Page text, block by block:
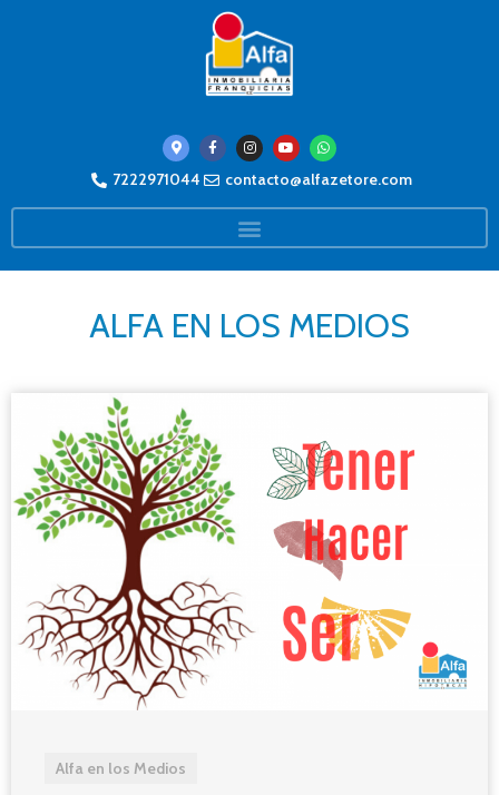
7222971044 contacto@alfazetore.com
ALFA EN LOS MEDIOS
Alfa en los Medios